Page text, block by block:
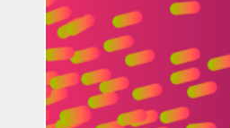
Dialogo
arte y la arquitectura
aumentada por